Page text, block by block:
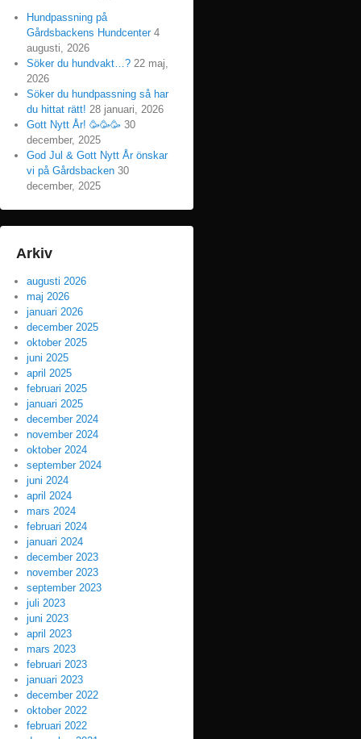
Hundpassning på
Gårdsbackens Hundcenter 4
augusti, 2026
Söker du hundvakt…? 22 maj,
2026
Söker du hundpassning så har
du hittat rätt! 28 januari, 2026
Gott Nytt År! 🥳🥳🥳 30
december, 2025
God Jul & Gott Nytt År önskar
vi på Gårdsbacken 30
december, 2025
Arkiv
augusti 2026
maj 2026
januari 2026
december 2025
oktober 2025
juni 2025
april 2025
februari 2025
januari 2025
december 2024
november 2024
oktober 2024
september 2024
juni 2024
april 2024
mars 2024
februari 2024
januari 2024
december 2023
november 2023
september 2023
juli 2023
juni 2023
april 2023
mars 2023
februari 2023
januari 2023
december 2022
oktober 2022
februari 2022